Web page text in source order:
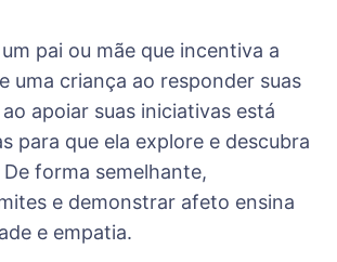
pai ou mãe que incentiva a
uma criança ao responder suas
apoiar suas iniciativas está
para que ela explore e descubra
De forma semelhante,
e demonstrar afeto ensina
e empatia.